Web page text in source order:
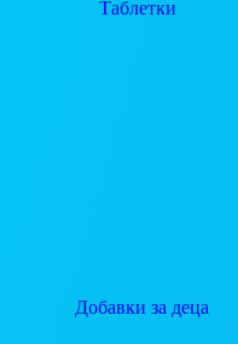
Таблетки
Добавки за деца